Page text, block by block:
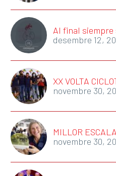
Al final siempre
desembre 12,
XX VOLTA
novembre 30,
MILLOR
novembre 30,